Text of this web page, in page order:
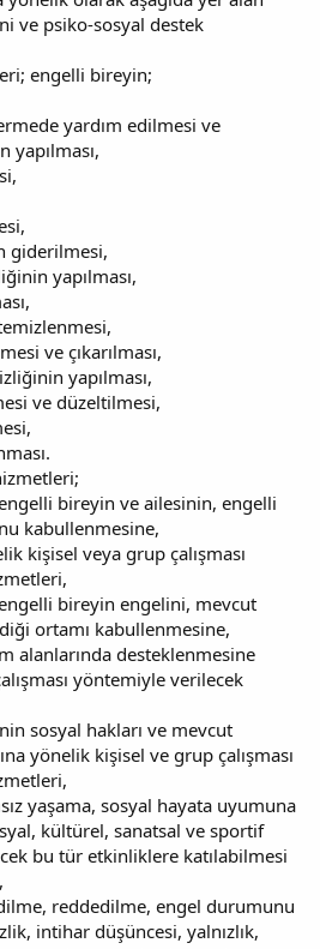
ve psiko-sosyal destek
engelli bireyin;
yardım edilmesi ve
giderilmesi,
yapılması,
ve çıkarılması,
yapılması,
ve düzeltilmesi,
bireyin ve ailesinin, engelli
kabullenmesine,
kişisel veya grup çalışması
bireyin engelini, mevcut
ortamı kabullenmesine,
alanlarında desteklenmesine
yöntemiyle verilecek
sosyal hakları ve mevcut
yönelik kişisel ve grup çalışması
yaşama, sosyal hayata uyumuna
kültürel, sanatsal ve sportif
bu tür etkinliklere katılabilmesi
reddedilme, engel durumunu
intihar düşüncesi, yalnızlık,